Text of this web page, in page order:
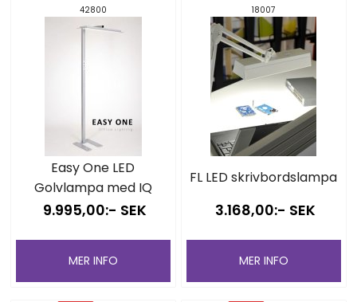
42800
Easy One LED
Golvlampa med IQ
9.995,00:- SEK
MER INFO
18007
FL LED skrivbordslampa
3.168,00:- SEK
MER INFO